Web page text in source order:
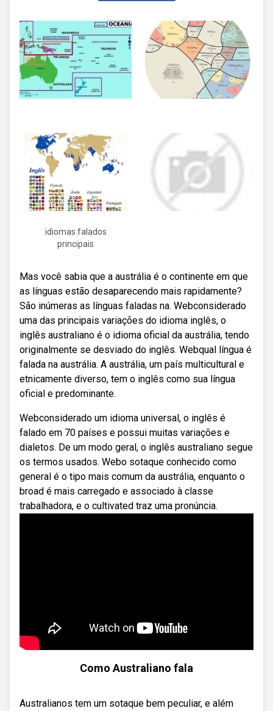
idiomas falados
principais
Mas você sabia que a austrália é o continente em que
as línguas estão desaparecendo mais rapidamente?
São inúmeras as línguas faladas na. Webconsiderado
uma das principais variações do idioma inglês, o
inglês australiano é o idioma oficial da austrália, tendo
originalmente se desviado do inglês. Webqual língua é
falada na austrália. A austrália, um país multicultural e
etnicamente diverso, tem o inglês como sua língua
oficial e predominante.
Webconsiderado um idioma universal, o inglês é
falado em 70 países e possui muitas variações e
dialetos. De um modo geral, o inglês australiano segue
os termos usados. Webo sotaque conhecido como
general é o tipo mais comum da austrália, enquanto o
broad é mais carregado e associado à classe
trabalhadora, e o cultivated traz uma pronúncia.
Como Australiano fala
Australianos tem um sotaque bem peculiar, e além